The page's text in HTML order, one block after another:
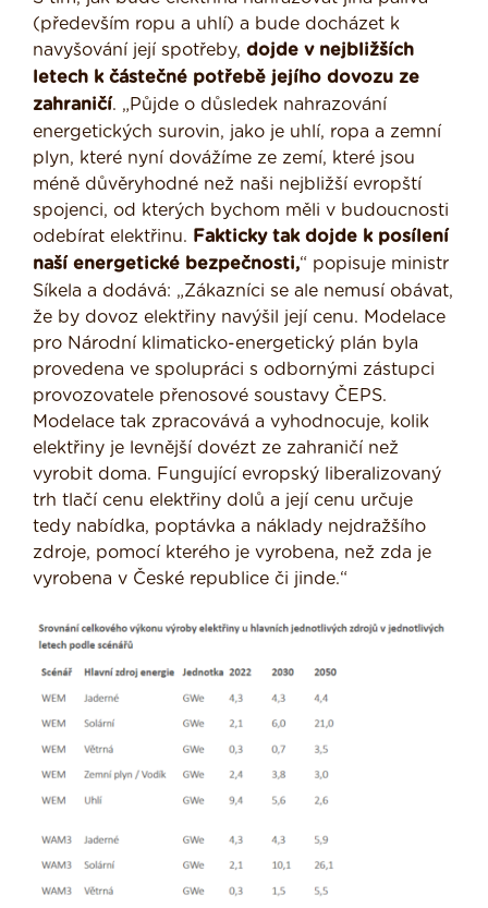
(především ropu a uhlí) a bude docházet k
navyšování její spotřeby, dojde v nejbližších
letech k částečné potřebě jejího dovozu ze
zahraničí. „Půjde o důsledek nahrazování
energetických surovin, jako je uhlí, ropa a zemní
plyn, které nyní dovážíme ze zemí, které jsou
méně důvěryhodné než naši nejbližší evropští
spojenci, od kterých bychom měli v budoucnosti
odebírat elektřinu. Fakticky tak dojde k posílení
naší energetické bezpečnosti,“ popisuje ministr
Síkela a dodává: „Zákazníci se ale nemusí obávat,
že by dovoz elektřiny navýšil její cenu. Modelace
pro Národní klimaticko-energetický plán byla
provedena ve spolupráci s odbornými zástupci
provozovatele přenosové soustavy ČEPS.
Modelace tak zpracovává a vyhodnocuje, kolik
elektřiny je levnější dovézt ze zahraničí než
vyrobit doma. Fungující evropský liberalizovaný
trh tlačí cenu elektřiny dolů a její cenu určuje
tedy nabídka, poptávka a náklady nejdražšího
zdroje, pomocí kterého je vyrobena, než zda je
vyrobena v České republice či jinde.“